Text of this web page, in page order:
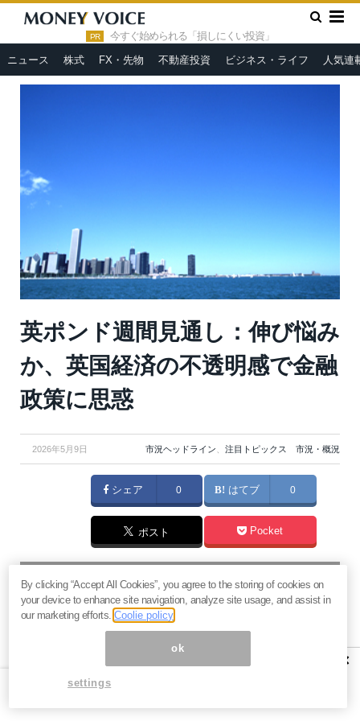
PR 今すぐ始められる「損しにくい投資」
ニュース 株式 FX・先物 不動産投資 ビジネス・ライフ 人気連
HOME » 市況ヘッドライン
英ポンド週間見通し：伸び悩み
か、英国経済の不透明感で金融政策に思惑
英ポンド週間見通し：伸び悩み
か、英国経済の不透明感で金融
政策に思惑
2026年5月9日 市況ヘッドライン、 注目トピックス 市況・概況
シェア 0 はてブ 0
ポスト Pocket
急騰後に急落「パワーエックス」株は買いか？蓄電池銘柄の
将来性とリスク
過去最高益「サンリオ」は買いか？決算で見えた“強い事
度と投資戦略
×
By clicking “Accept All Cookies”, you agree to the storing of cookies on
your device to enhance site navigation, analyze site usage, and assist in
our marketing efforts.Coolie policy
ok
settings